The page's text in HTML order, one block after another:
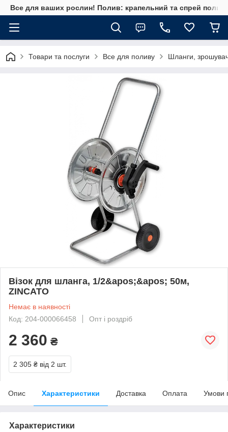
Все для ваших рослин! Полив: крапельний та спрей полив,
Товари та послуги Все для поливу Шланги,
Візок для шланга, 1/2&apos;&apos; 50м,
ZINCATO
Немає в наявності
Код: 204-000066458
Опт і роздріб
2 360 ₴
2 305 ₴ від 2 шт.
Опис Характеристики Доставка Оплата Умови
Характеристики